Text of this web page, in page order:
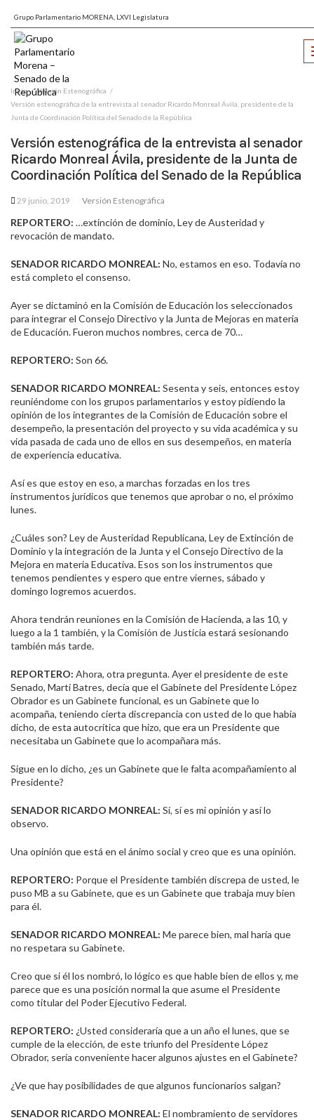
Grupo Parlamentario MORENA, LXVI Legislatura
Inicio
Versión Estenográfica
Versión estenográfica de la entrevista al senador Ricardo Monreal Ávila, presidente de la
Junta de Coordinación Política del Senado de la República
Versión estenográfica de la entrevista al senador
Ricardo Monreal Ávila, presidente de la Junta de
Coordinación Política del Senado de la República
29 junio, 2019 Versión Estenográfica
REPORTERO: …extinción de dominio, Ley de Austeridad y
revocación de mandato.
SENADOR RICARDO MONREAL: No, estamos en eso. Todavía no
está completo el consenso.
Ayer se dictaminó en la Comisión de Educación los seleccionados
para integrar el Consejo Directivo y la Junta de Mejoras en materia
de Educación. Fueron muchos nombres, cerca de 70…
REPORTERO: Son 66.
SENADOR RICARDO MONREAL: Sesenta y seis, entonces estoy
reuniéndome con los grupos parlamentarios y estoy pidiendo la
opinión de los integrantes de la Comisión de Educación sobre el
desempeño, la presentación del proyecto y su vida académica y su
vida pasada de cada uno de ellos en sus desempeños, en materia
de experiencia educativa.
Así es que estoy en eso, a marchas forzadas en los tres
instrumentos jurídicos que tenemos que aprobar o no, el próximo
lunes.
¿Cuáles son? Ley de Austeridad Republicana, Ley de Extinción de
Dominio y la integración de la Junta y el Consejo Directivo de la
Mejora en materia Educativa. Esos son los instrumentos que
tenemos pendientes y espero que entre viernes, sábado y
domingo logremos acuerdos.
Ahora tendrán reuniones en la Comisión de Hacienda, a las 10, y
luego a la 1 también, y la Comisión de Justicia estará sesionando
también más tarde.
REPORTERO: Ahora, otra pregunta. Ayer el presidente de este
Senado, Martí Batres, decía que el Gabinete del Presidente López
Obrador es un Gabinete funcional, es un Gabinete que lo
acompaña, teniendo cierta discrepancia con usted de lo que había
dicho, de esta autocrítica que hizo, que era un Presidente que
necesitaba un Gabinete que lo acompañara más.
Sigue en lo dicho, ¿es un Gabinete que le falta acompañamiento al
Presidente?
SENADOR RICARDO MONREAL: Sí, sí es mi opinión y así lo
observo.
Una opinión que está en el ánimo social y creo que es una opinión.
REPORTERO: Porque el Presidente también discrepa de usted, le
puso MB a su Gabinete, que es un Gabinete que trabaja muy bien
para él.
SENADOR RICARDO MONREAL: Me parece bien, mal haría que
no respetara su Gabinete.
Creo que si él los nombró, lo lógico es que hable bien de ellos y, me
parece que es una posición normal la que asume el Presidente
como titular del Poder Ejecutivo Federal.
REPORTERO: ¿Usted consideraría que a un año el lunes, que se
cumple de la elección, de este triunfo del Presidente López
Obrador, sería conveniente hacer algunos ajustes en el Gabinete?
¿Ve que hay posibilidades de que algunos funcionarios salgan?
SENADOR RICARDO MONREAL: El nombramiento de servidores